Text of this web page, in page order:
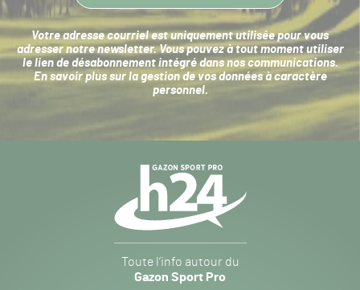
Votre adresse courriel est uniquement utilisée pour vous
adresser notre newsletter. Vous pouvez à tout moment utiliser
le lien de désabonnement intégré dans nos communications.
En savoir plus sur la gestion de vos données à caractère
personnel.
Sport
Pro
Toute l’info autour du
Gazon Sport Pro